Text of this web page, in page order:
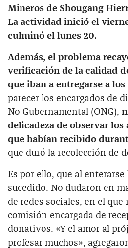
Mineros de Shougang
La actividad inició el
culminó el lunes 20.
Además, el problema
verificación de la calidad
que iban a entregarse a
parecer los encargados de
No Gubernamental (ONG),
delicadeza de observar
que habían recibido
que duró la recolección de
Es por ello, que al
sucedido. No dudaron en
de redes sociales, en el que
comisión encargada de
donativos. «Y el amor al
profesar muchos»,